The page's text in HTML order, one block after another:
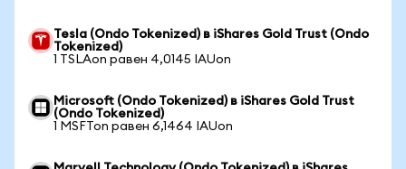
Tesla (Ondo Tokenized) в iShares Gold Trust (Ondo
Tokenized)
1 TSLAon равен 4,0145 IAUon
Microsoft (Ondo Tokenized) в iShares Gold Trust
(Ondo Tokenized)
1 MSFTon равен 6,1464 IAUon